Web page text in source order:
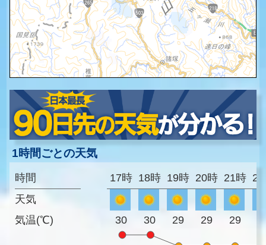
1時間ごとの天気
時間
天気
気温(℃)
17時 18時 19時 20時 21時
30 30 29 29 29